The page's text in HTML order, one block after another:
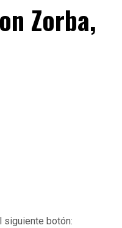
Zorba,
siguiente botón: